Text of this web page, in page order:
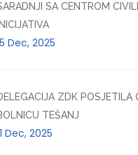
SA CENTROM
INICIJATIVA
Dec, 2025
ZDK POSJETILA
TEŠANJ
Dec, 2025